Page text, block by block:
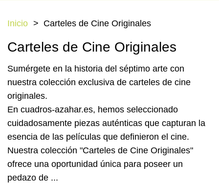
Inicio Carteles de Cine Originales
Carteles de Cine Originales
Sumérgete en la historia del séptimo arte con
nuestra colección exclusiva de carteles de cine
originales.
En cuadros-azahar.es, hemos seleccionado
cuidadosamente piezas auténticas que capturan la
esencia de las películas que definieron el cine.
Nuestra colección "Carteles de Cine Originales"
ofrece una oportunidad única para poseer un
pedazo de ...